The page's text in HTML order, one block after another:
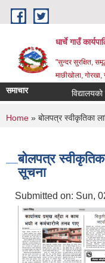
Skip to main content
धार्चे गाउँ
"सुन्दर सुरक्षित,
माछीखोला,
समाचार विद्यालयकाे
You are
Home » बोलपत्र स्वीकृतिका
बोलपत्र
सूचना
Submitted on: Sun,